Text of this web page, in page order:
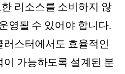
리소스를 소비하지 않
영될 수 있어야 합니다.
러스터에서도 효율적인
이 가능하도록 설계된 분